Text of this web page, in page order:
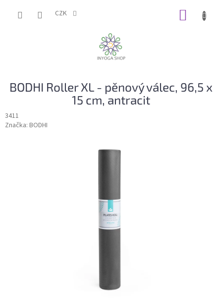
CZK
BODHI Roller XL - pěnový válec, 96,5 x
15 cm, antracit
3411
Značka: BODHI